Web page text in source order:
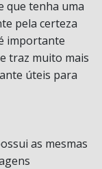
que tenha uma
pela certeza
importante
traz muito mais
úteis para
as mesmas